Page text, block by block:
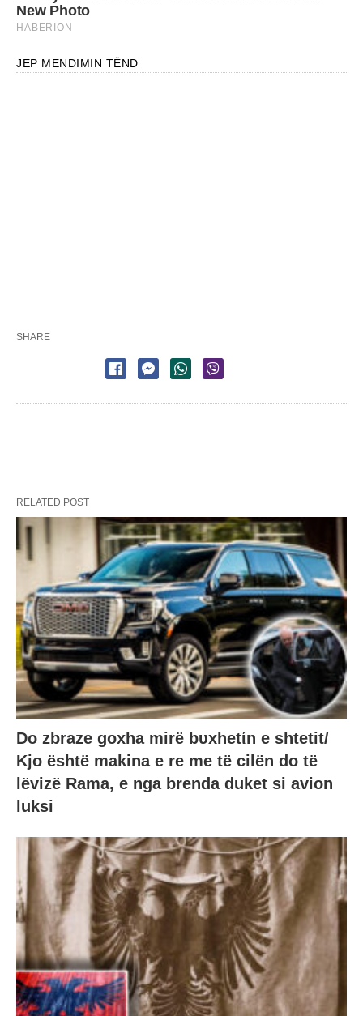
JEP MENDIMIN TËND
SHARE
RELATED POST
Do zbraze goxha mirë bυxhetίn e shtetit/
Kjo është makina e re me të cilën do të
lëvizë Rama, e nga brenda duket si avion
luksi